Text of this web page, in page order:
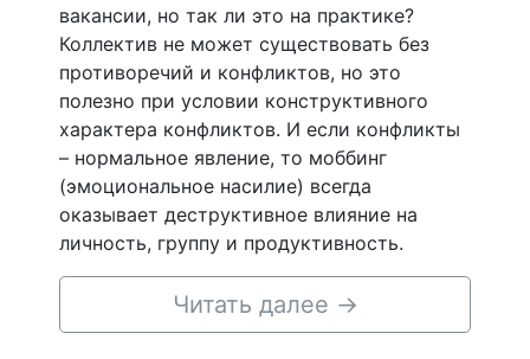
вакансии, но так ли это на практике?
Коллектив не может существовать без
противоречий и конфликтов, но это
полезно при условии конструктивного
характера конфликтов. И если конфликты
– нормальное явление, то моббинг
(эмоциональное насилие) всегда
оказывает деструктивное влияние на
личность, группу и продуктивность.
Читать далее →